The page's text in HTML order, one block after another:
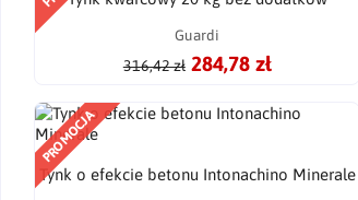
Guardi
316,42 zł 284,78 zł
PROMOCJA
Tynk o efekcie betonu Intonachino Minerale